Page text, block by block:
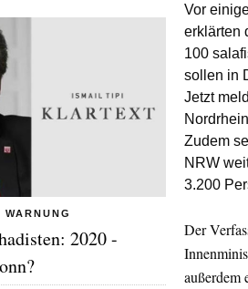
2020 -
Vor
erklärten
100
sollen in
Jetzt
Zudem
NRW
3.200
Der
außerdem